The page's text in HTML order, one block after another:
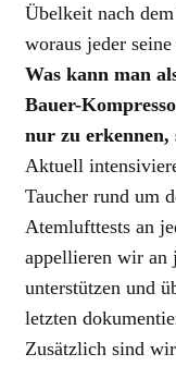
Übelkeit nach
woraus jeder
Was kann man
Bauer-
nur zu erkennen,
Aktuell
Taucher rund um
Atemlufttests an
appellieren wir an
unterstützen und
letzten
Zusätzlich sind